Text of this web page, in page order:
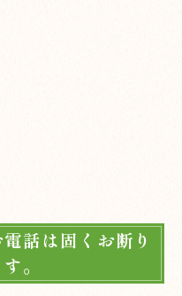
話は固くお断り
。